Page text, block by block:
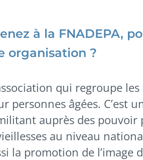
à la FNADEPA,
organisation ?
qui regroupe
personnes âgées. C’est
auprès des
au niveau
la promotion de l’image